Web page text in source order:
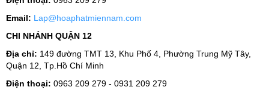
Email: Lap@hoaphatmiennam.com
CHI NHÁNH QUẬN 12
Địa chỉ: 149 đường TMT 13, Khu Phố 4, Phường Trung Mỹ Tây,
Quận 12, Tp.Hồ Chí Minh
Điện thoại: 0963 209 279 - 0931 209 279